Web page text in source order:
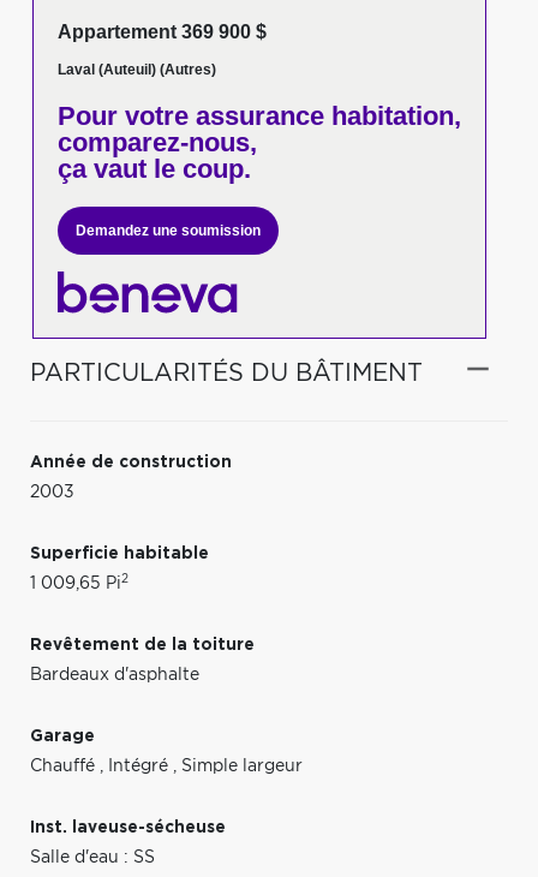
Appartement 369 900 $
Laval (Auteuil) (Autres)
Pour votreassurance habitation,
comparez-nous,
ça vaut le coup.
Demandez une soumission
PARTICULARITÉS DU BÂTIMENT
Année de construction
2003
Superficie habitable
1 009,65 Pi2
Revêtement de la toiture
Bardeaux d'asphalte
Garage
Chauffé , Intégré , Simple largeur
Inst. laveuse-sécheuse
Salle d'eau : SS